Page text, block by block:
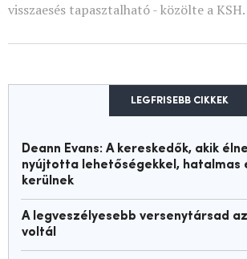
visszaesés tapasztalható - közölte a KSH.
LEGFRISEBB CIKKEK
Deann Evans: A kereskedők, akik
nyújtotta lehetőségekkel, hatalmas
kerülnek
A legveszélyesebb versenytársad
voltál